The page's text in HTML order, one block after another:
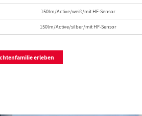
150lm/Active/weiß/mit HF-Sensor
150lm/Active/silber/mit HF-Sensor
erleben